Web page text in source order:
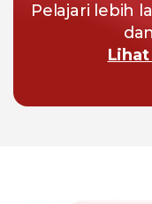
Pelajari lebih